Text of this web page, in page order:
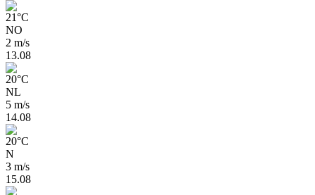
21°C
NO
2 m/s
13.08
20°C
NL
5 m/s
14.08
20°C
N
3 m/s
15.08